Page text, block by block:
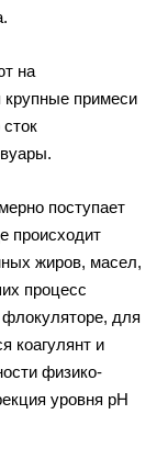
на
крупные примеси
поступает
происходит
жиров, масел,
процесс
для
коагулянт и
физико-
уровня рH